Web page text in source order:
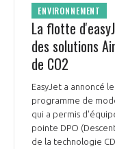
ENVIRONNEMENT
La flotte
des solutions
de CO2
EasyJet a annoncé
programme de
qui a permis
pointe DPO
de la technologie